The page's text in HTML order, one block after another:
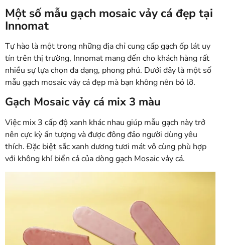
Một số mẫu gạch mosaic vảy cá đẹp tại
Innomat
Tự hào là một trong những địa chỉ cung cấp gạch ốp lát uy
tín trên thị trường, Innomat mang đến cho khách hàng rất
nhiều sự lựa chọn đa dạng, phong phú. Dưới đây là một số
mẫu gạch mosaic vảy cá đẹp mà bạn không nên bỏ lỡ.
Gạch Mosaic vảy cá mix 3 màu
Việc mix 3 cấp độ xanh khác nhau giúp mẫu gạch này trở
nên cực kỳ ấn tượng và được đông đảo người dùng yêu
thích. Đặc biệt sắc xanh dương tươi mát vô cùng phù hợp
với không khí biển cả của dòng gạch Mosaic vảy cá.